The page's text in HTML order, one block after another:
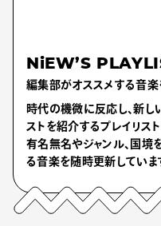
NiEW’S
編集部がオススメする音
時代の機微に反応し、新し
ストを紹介するプレイリス
有名無名やジャンル、国境
る音楽を随時更新していま